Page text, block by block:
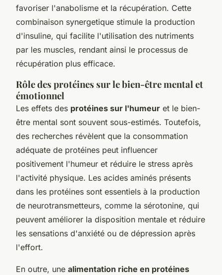
favoriser l'anabolisme et la récupération. Cette
combinaison synergetique stimule la production
d'insuline, qui facilite l'utilisation des nutriments
par les muscles, rendant ainsi le processus de
récupération plus efficace.
Rôle des protéines sur le bien-être mental et
émotionnel
Les effets des protéines sur l'humeur et le bien-
être mental sont souvent sous-estimés. Toutefois,
des recherches révèlent que la consommation
adéquate de protéines peut influencer
positivement l'humeur et réduire le stress après
l'activité physique. Les acides aminés présents
dans les protéines sont essentiels à la production
de neurotransmetteurs, comme la sérotonine, qui
peuvent améliorer la disposition mentale et réduire
les sensations d'anxiété ou de dépression après
l'effort.
En outre, une alimentation riche en protéines